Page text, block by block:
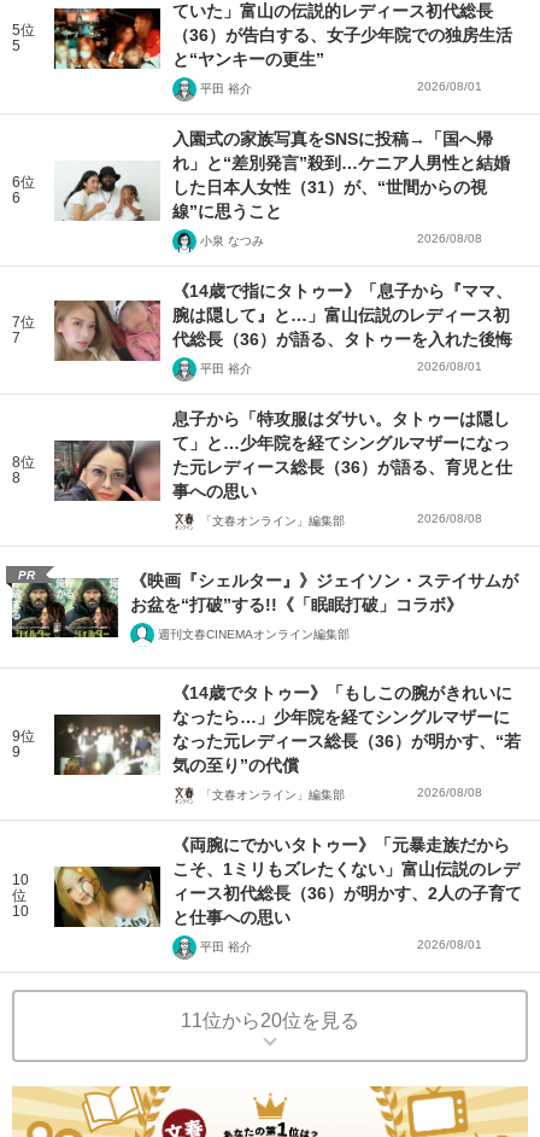
5位
5
ていた」富山の伝説的レディース初代総長
（36）が告白する、女子少年院での独房生活
と“ヤンキーの更生”
平田 裕介 2026/08/01
6位
6
入園式の家族写真をSNSに投稿→「国へ帰
れ」と“差別発言”殺到…ケニア人男性と結婚
した日本人女性（31）が、“世間からの視
線”に思うこと
小泉 なつみ 2026/08/08
7位
7
《14歳で指にタトゥー》「息子から『ママ、
腕は隠して』と…」富山伝説のレディース初
代総長（36）が語る、タトゥーを入れた後悔
平田 裕介 2026/08/01
8位
8
息子から「特攻服はダサい。タトゥーは隠し
て」と…少年院を経てシングルマザーになっ
た元レディース総長（36）が語る、育児と仕
事への思い
「文春オンライン」編集部 2026/08/08
PR
《映画『シェルター』》ジェイソン・ステイサムが
お盆を“打破”する!!《「眠眠打破」コラボ》
週刊文春CINEMAオンライン編集部
9位
9
《14歳でタトゥー》「もしこの腕がきれいに
なったら…」少年院を経てシングルマザーに
なった元レディース総長（36）が明かす、“若
気の至り”の代償
「文春オンライン」編集部 2026/08/08
10
位
10
《両腕にでかいタトゥー》「元暴走族だから
こそ、1ミリもズレたくない」富山伝説のレデ
ィース初代総長（36）が明かす、2人の子育て
と仕事への思い
平田 裕介 2026/08/01
11位から20位を見る